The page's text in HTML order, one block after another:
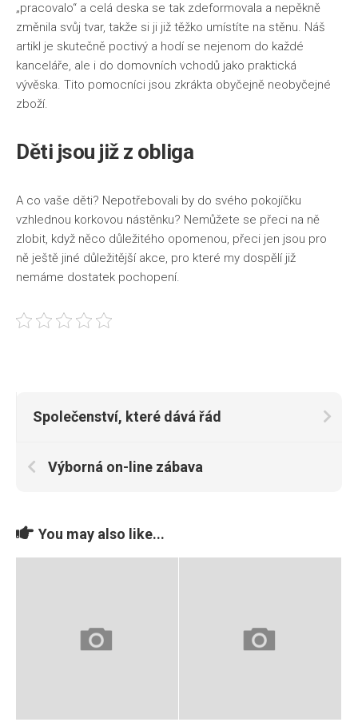
„pracovalo“ a celá deska se tak zdeformovala a nepěkně
změnila svůj tvar, takže si ji již těžko umístíte na stěnu. Náš
artikl je skutečně poctivý a hodí se nejenom do každé
kanceláře, ale i do domovních vchodů jako praktická
vývěska. Tito pomocníci jsou zkrákta obyčejně neobyčejné
zboží.
Děti jsou již z obliga
A co vaše děti? Nepotřebovali by do svého pokojíčku
vzhlednou korkovou nástěnku? Nemůžete se přeci na ně
zlobit, když něco důležitého opomenou, přeci jen jsou pro
ně ještě jiné důležitější akce, pro které my dospělí již
nemáme dostatek pochopení.
Společenství, které dává řád
Výborná on-line zábava
You may also like...